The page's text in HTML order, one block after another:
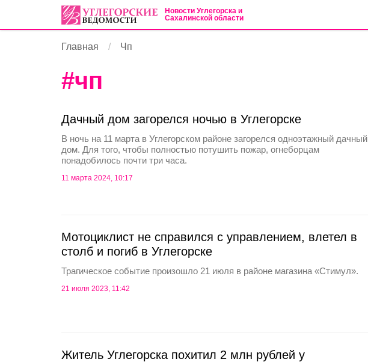
Новости Углегорска и
Сахалинской области
Главная Чп
#чп
Дачный дом загорелся ночью в Углегорске
В ночь на 11 марта в Углегорском районе загорелся одноэтажный дачный
дом. Для того, чтобы полностью потушить пожар, огнеборцам
понадобилось почти три часа.
11 марта 2024, 10:17
Мотоциклист не справился с управлением, влетел в
столб и погиб в Углегорске
Трагическое событие произошло 21 июля в районе магазина «Стимул».
21 июля 2023, 11:42
Житель Углегорска похитил 2 млн рублей у